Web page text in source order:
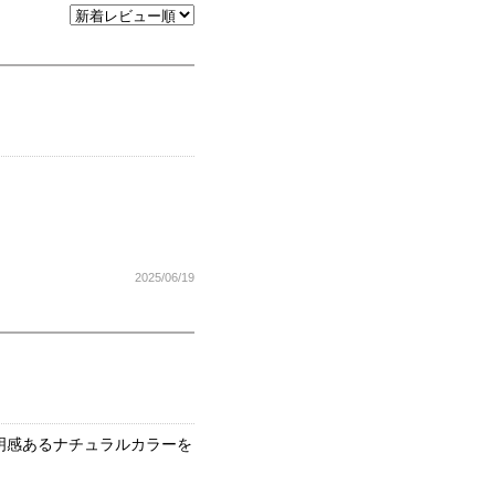
2025/06/19
あるナチュラルカラーを